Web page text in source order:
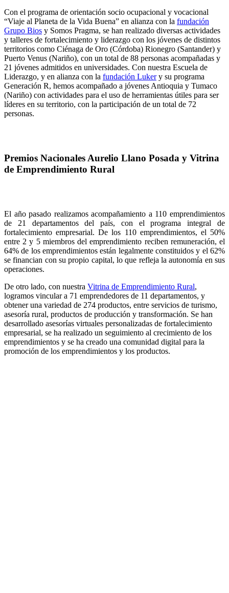
Con el programa de orientación socio ocupacional y vocacional
“Viaje al Planeta de la Vida Buena” en alianza con la fundación
Grupo Bios y Somos Pragma, se han realizado diversas actividades
y talleres de fortalecimiento y liderazgo con los jóvenes de distintos
territorios como Ciénaga de Oro (Córdoba) Rionegro (Santander) y
Puerto Venus (Nariño), con un total de 88 personas acompañadas y
21 jóvenes admitidos en universidades. Con nuestra Escuela de
Liderazgo, y en alianza con la fundación Lukery su programa
Generación R, hemos acompañado a jóvenes Antioquia y Tumaco
(Nariño) con actividades para el uso de herramientas útiles para ser
líderes en su territorio, con la participación de un total de 72
personas.
Premios Nacionales Aurelio Llano Posada y Vitrina
de Emprendimiento Rural
El año pasado realizamos acompañamiento a 110 emprendimientos
de 21 departamentos del país, con el programa integral de
fortalecimiento empresarial. De los 110 emprendimientos, el 50%
entre 2 y 5 miembros del emprendimiento reciben remuneración, el
64% de los emprendimientos están legalmente constituidos y el 62%
se financian con su propio capital, lo que refleja la autonomía en sus
operaciones.
De otro lado, con nuestra Vitrina de Emprendimiento Rural,
logramos vincular a 71 emprendedores de 11 departamentos, y
obtener una variedad de 274 productos, entre servicios de turismo,
asesoría rural, productos de producción y transformación. Se han
desarrollado asesorías virtuales personalizadas de fortalecimiento
empresarial, se ha realizado un seguimiento al crecimiento de los
emprendimientos y se ha creado una comunidad digital para la
promoción de los emprendimientos y los productos.